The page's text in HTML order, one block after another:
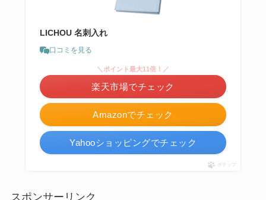
LICHOU 名刺入れ
口コミを見る
Amazonでチェック
＼ポイント最大11倍！／
楽天市場でチェック
Yahooショッピングでチェック
ポチップ
スポンサーリンク